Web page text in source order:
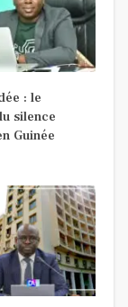
: le
silence
Guinée